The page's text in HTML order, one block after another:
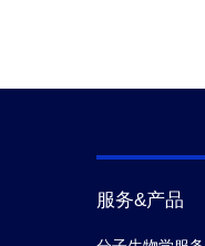
服务&产品